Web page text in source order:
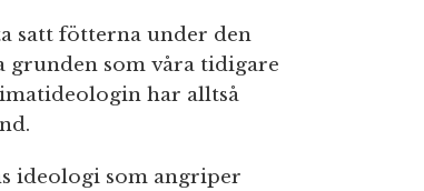
satt fötterna under den
grunden som våra tidigare
har alltså
ideologi som angriper